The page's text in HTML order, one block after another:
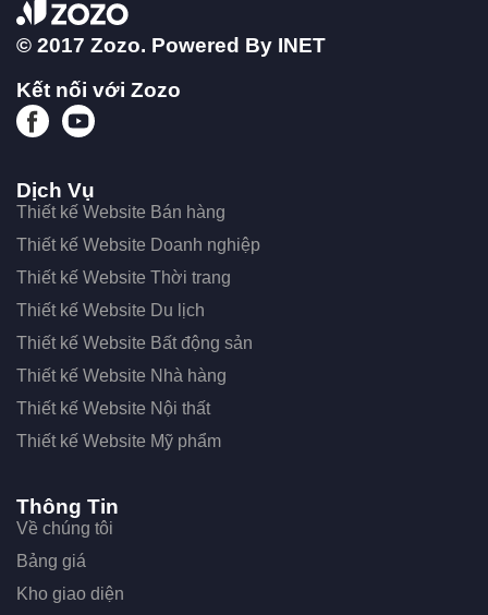
© 2017 Zozo. Powered By INET
Kết nối với Zozo
Dịch Vụ
Thiết kế Website Bán hàng
Thiết kế Website Doanh nghiệp
Thiết kế Website Thời trang
Thiết kế Website Du lịch
Thiết kế Website Bất động sản
Thiết kế Website Nhà hàng
Thiết kế Website Nội thất
Thiết kế Website Mỹ phẩm
Thông Tin
Về chúng tôi
Bảng giá
Kho giao diện